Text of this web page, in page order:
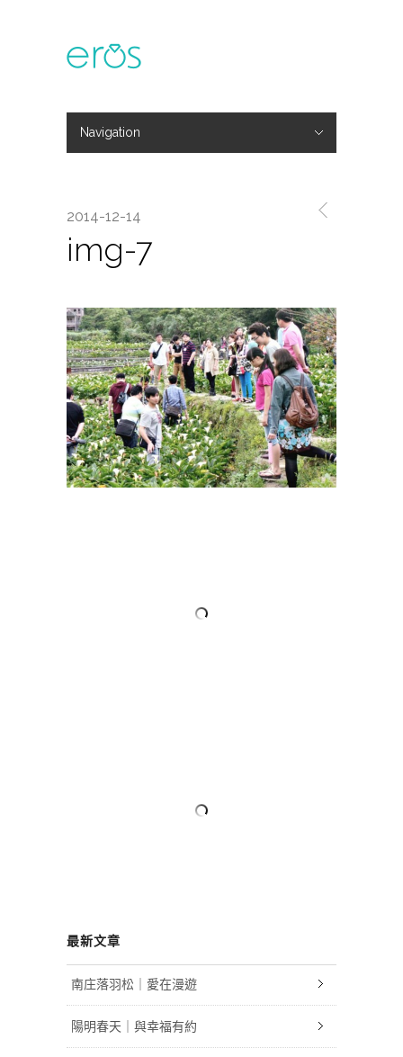
Navigation
2014-12-14
img-7
最新文章
南庄落羽松｜愛在漫遊
陽明春天｜與幸福有約